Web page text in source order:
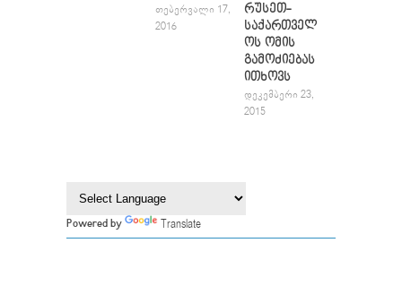
ᲗᲔᲑᲔᲠᲕᲐᲚᲘ 17,
2016
რუსეთ-
საქართველ
ოს ომის
გამოძიებას
ითხოვს
ᲓᲔᲙᲔᲛᲑᲔᲠᲘ 23,
2015
Powered by Translate